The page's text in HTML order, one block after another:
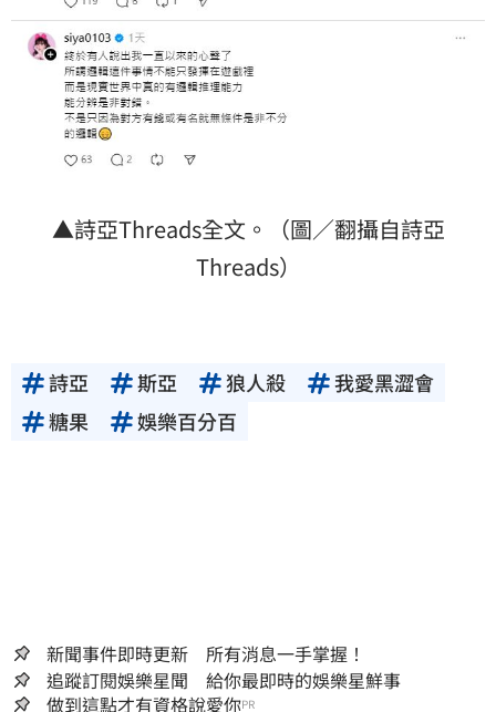
▲詩亞Threads全文。（圖／翻攝自詩亞
Threads）
詩亞 斯亞 狼人殺
我愛黑澀會
糖果
娛樂百分百
新聞事件即時更新 所有消息一手掌握！
追蹤訂閱娛樂星聞 給你最即時的娛樂星鮮事
做到這點才有資格說愛你PR